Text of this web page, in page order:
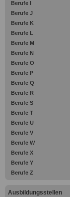
Berufe I
Berufe J
Berufe K
Berufe L
Berufe M
Berufe N
Berufe O
Berufe P
Berufe Q
Berufe R
Berufe S
Berufe T
Berufe U
Berufe V
Berufe W
Berufe X
Berufe Y
Berufe Z
Ausbildungsstellen